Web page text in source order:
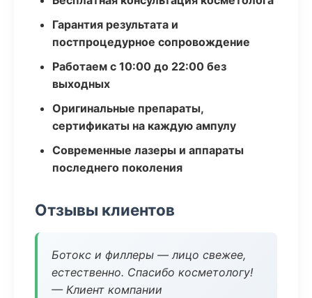
Гарантия результата и
постпроцедурное сопровождение
Работаем с 10:00 до 22:00 без
выходных
Оригинальные препараты,
сертификаты на каждую ампулу
Современные лазеры и аппараты
последнего поколения
Отзывы клиентов
Ботокс и филлеры — лицо свежее,
естественно. Спасибо косметологу!
— Клиент компании